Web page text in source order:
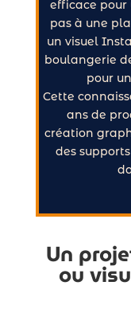
efficace pour
pas à une
un visuel
boulangerie
pour
Cette
ans de
création
des
Un
ou